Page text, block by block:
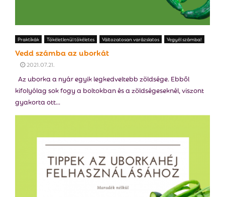
Praktikák Tökéletlenül tökéletes Változatosan varázslatos Vegyél számba!
Vedd számba az uborkát
2021.07.21.
Az uborka a nyár egyik legkedveltebb zöldsége. Ebből
kifolyólag sok fogy a boltokban és a zöldségeseknél, viszont
gyakorta ott...